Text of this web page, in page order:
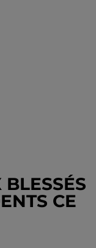
BLESSÉS
CE